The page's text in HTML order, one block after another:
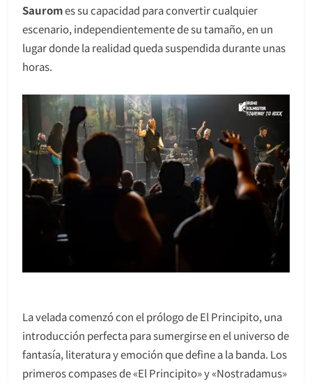
Sauromes su capacidad para convertir cualquier
escenario, independientemente de su tamaño, en un
lugar donde la realidad queda suspendida durante unas
horas.
La velada comenzó con el prólogo de El Principito, una
introducción perfecta para sumergirse en el universo de
fantasía, literatura y emoción que define a la banda. Los
primeros compases de «El Principito» y «Nostradamus»